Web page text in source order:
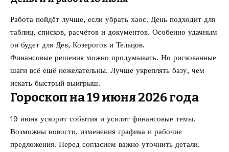
Работа пойдёт лучше, если убрать хаос. День подходит для
таблиц, списков, расчётов и документов. Особенно удачным
он будет для Дев, Козерогов и Тельцов.
Финансовые решения можно продумывать. Но рискованные
шаги всё ещё нежелательны. Лучше укреплять базу, чем
искать быстрый выигрыш.
Гороскоп на 19 июня 2026 года
19 июня ускорит события и усилит финансовые темы.
Возможны новости, изменения графика и рабочие
предложения. Перед согласием важно уточнить детали.